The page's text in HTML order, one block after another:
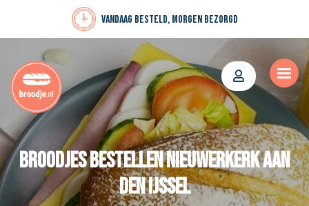
Vandaag besteld, morgen bezorgd
Broodjes bestellen Nieuwerkerk aan
den IJssel